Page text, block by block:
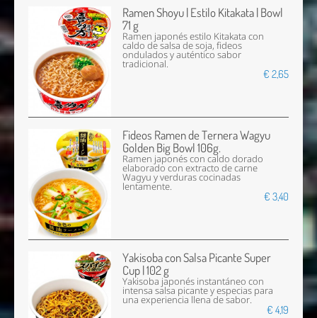
Ramen Shoyu | Estilo Kitakata | Bowl
71 g
Ramen japonés estilo Kitakata con
caldo de salsa de soja, fideos
ondulados y auténtico sabor
tradicional.
€ 2,65
Fideos Ramen de Ternera Wagyu
Golden Big Bowl 106g.
Ramen japonés con caldo dorado
elaborado con extracto de carne
Wagyu y verduras cocinadas
lentamente.
€ 3,40
Yakisoba con Salsa Picante Super
Cup | 102 g
Yakisoba japonés instantáneo con
intensa salsa picante y especias para
una experiencia llena de sabor.
€ 4,19